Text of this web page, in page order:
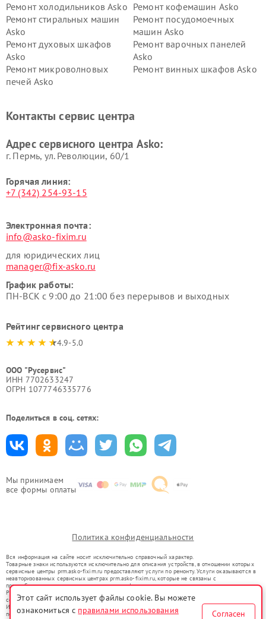
Мы принимаем
все формы оплаты
Ремонт холодильников Asko Ремонт кофемашин Asko
Ремонт стиральных машин
Asko
Ремонт посудомоечных
машин Asko
Ремонт духовых шкафов
Asko
Ремонт варочных панелей
Asko
Ремонт микроволновых
печей Asko
Ремонт винных шкафов Asko
Ремонт подогревателей
Ремонт промышленных
Asko
Контакты сервис центра
Адрес сервисного центра Asko:
г. Пермь, ул. ​Революции, 60/1
Горячая линия:
+7 (342) 254-93-15
Электронная почта:
info@asko-fixim.ru
для юридических лиц
manager@fix-asko.ru
График работы:
ПН-ВСК с 9:00 до 21:00 без перерывов и выходных
Рейтинг сервисного центра
4.9-5.0
ООО "Русервис"
ИНН 7702633247
ОГРН 1077746335776
Поделиться в соц. сетях:
Политика конфиденциальности
Вся информация на сайте носит исключительно справочный характер.
Товарные знаки используются исключительно для описания устройств, в отношении которых
сервисные центры prm.asko-fixim.ru предоставляют услуги по ремонту. Услуги оказываются в
неавторизованных сервисных центрах prm.asko-fixim.ru, которые не связаны с
правообладателями товарных знаков или их официальными представителями.
Ремонт осуществляется для устройств, уже введенных в гражданский оборот в соответствии
со статьей 1487 ГК РФ.
Использование товарных знаков не преследует цели индивидуализации услуг или введения
потребителей в заблуждение, а служит для информирования о предоставляемых услугах по
Этот сайт использует файлы cookie. Вы можете
ознакомиться с правилами использования
Согласен